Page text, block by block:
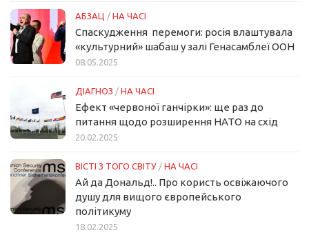
АБЗАЦ / НА ЧАСІ
Спаскудження перемоги: росія влаштувала
«культурний» шабаш у залі Генасамблеї ООН
08.05.2025
ДІАГНОЗ / НА ЧАСІ
Ефект «червоної ганчірки»: ще раз до
питання щодо розширення НАТО на схід
20.02.2025
ВІСТІ З ТОГО СВІТУ / НА ЧАСІ
Ай да Дональд!.. Про користь освіжаючого
душу для вищого європейського
політикуму
18.02.2025